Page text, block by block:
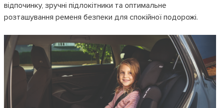
відпочинку, зручні підлокітники та оптимальне
розташування ременя безпеки для спокійної подорожі.